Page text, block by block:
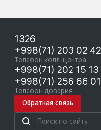
1326
+998(71) 203 02 42
Телефон колл-центра
+998(71) 202 15 13
+998(71) 256 66 01
Телефон доверия
Обратная связь